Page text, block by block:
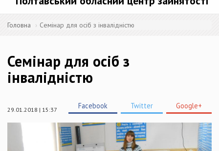
Головна Семінар для осіб з інвалідністю
Семінар для осіб з
інвалідністю
29.01.2018 | 15:37 Facebook Twitter Google+